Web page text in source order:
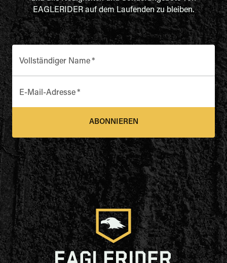
EAGLERIDER auf dem Laufenden zu bleiben.
Vollständiger Name*
E-Mail-Adresse*
ABONNIEREN